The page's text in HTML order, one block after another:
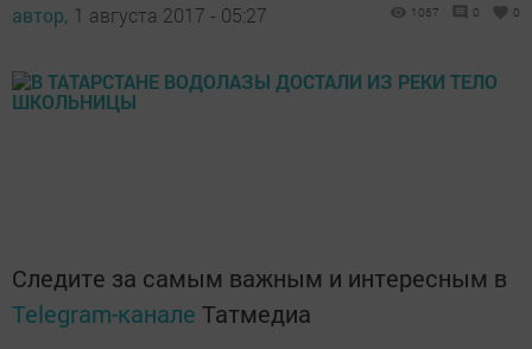
автор, 1 августа 2017 - 05:27 1067 0 0
Следите за самым важным и интересным в
Telegram-канале Татмедиа